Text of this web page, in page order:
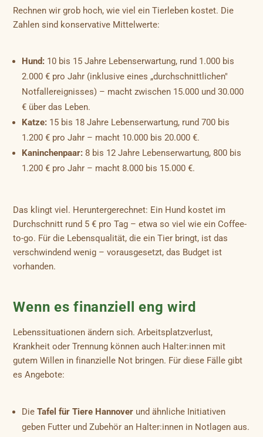
Rechnen wir grob hoch, wie viel ein Tierleben kostet. Die
Zahlen sind konservative Mittelwerte:
Hund: 10 bis 15 Jahre Lebenserwartung, rund 1.000 bis
2.000 € pro Jahr (inklusive eines „durchschnittlichen"
Notfallereignisses) – macht zwischen 15.000 und 30.000
€ über das Leben.
Katze: 15 bis 18 Jahre Lebenserwartung, rund 700 bis
1.200 € pro Jahr – macht 10.000 bis 20.000 €.
Kaninchenpaar: 8 bis 12 Jahre Lebenserwartung, 800 bis
1.200 € pro Jahr – macht 8.000 bis 15.000 €.
Das klingt viel. Heruntergerechnet: Ein Hund kostet im
Durchschnitt rund 5 € pro Tag – etwa so viel wie ein Coffee-
to-go. Für die Lebensqualität, die ein Tier bringt, ist das
verschwindend wenig – vorausgesetzt, das Budget ist
vorhanden.
Wenn es finanziell eng wird
Lebenssituationen ändern sich. Arbeitsplatzverlust,
Krankheit oder Trennung können auch Halter:innen mit
gutem Willen in finanzielle Not bringen. Für diese Fälle gibt
es Angebote:
DieTafel für Tiere Hannover und ähnliche Initiativen
geben Futter und Zubehör an Halter:innen in Notlagen aus.